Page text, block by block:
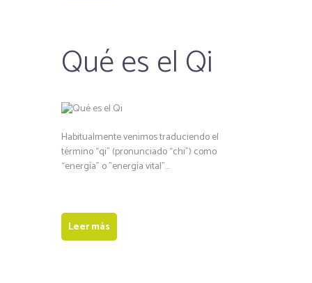
Qué es el Qi
Habitualmente venimos traduciendo el
término “qi” (pronunciado “chi”) como
“energía” o ”energía vital”…
Leer más